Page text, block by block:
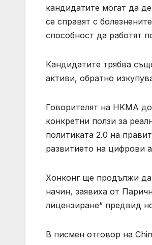
кандидатите могат да
се справят с
способност да работят
Кандидатите трябва
активи, обратно
Говорителят на HKMA
конкретни ползи за
политиката 2.0 на
развитието на цифрови
Хонконг ще продължи
начин, заявиха от
лицензиране“ предвид
В писмен отговор на